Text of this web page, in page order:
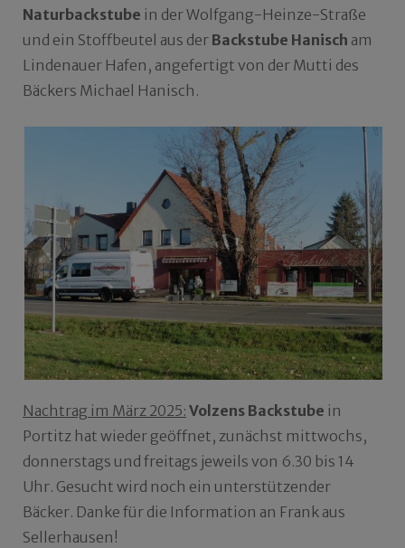
Naturbackstube in der Wolfgang-Heinze-Straße
und ein Stoffbeutel aus der Backstube Hanisch am
Lindenauer Hafen, angefertigt von der Mutti des
Bäckers Michael Hanisch.
Nachtrag im März 2025: Volzens Backstube in
Portitz hat wieder geöffnet, zunächst mittwochs,
donnerstags und freitags jeweils von 6.30 bis 14
Uhr. Gesucht wird noch ein unterstützender
Bäcker. Danke für die Information an Frank aus
Sellerhausen!